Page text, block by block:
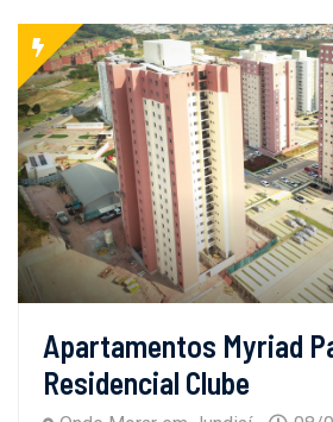
Apartamentos Myriad
Residencial Clube